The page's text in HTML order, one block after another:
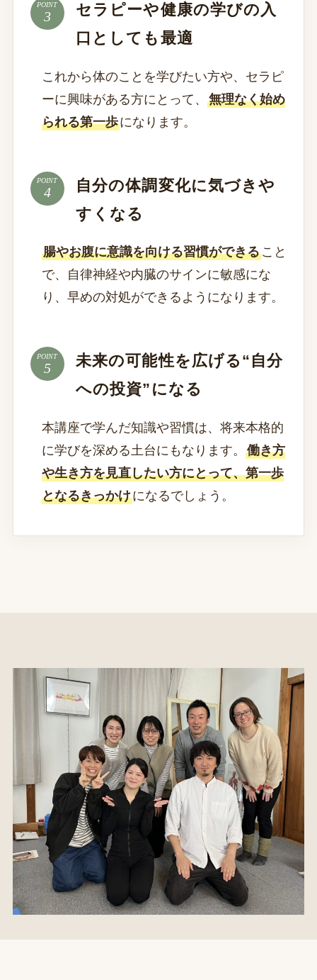
POINT
セラピーや健康の学びの入
口としても最適
これから体のことを学びたい方や、セラピ
ーに興味がある方にとって、 無理なく始め
られる第一歩になります。
POINT
自分の体調変化に気づきや
すくなる
腸やお腹に意識を向ける習慣ができること
で、自律神経や内臓のサインに敏感にな
り、早めの対処ができるようになります。
POINT
未来の可能性を広げる“自分
への投資”になる
本講座で学んだ知識や習慣は、将来本格的
に学びを深める土台にもなります。 働き方
や生き方を見直したい方にとって、第一歩
となるきっかけになるでしょう。